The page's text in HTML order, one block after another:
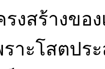
งสร้างขอ
าะโสตปร